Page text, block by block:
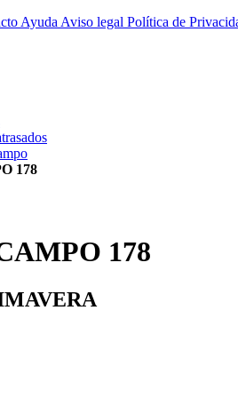
Ayuda Aviso legal Política de
178
178